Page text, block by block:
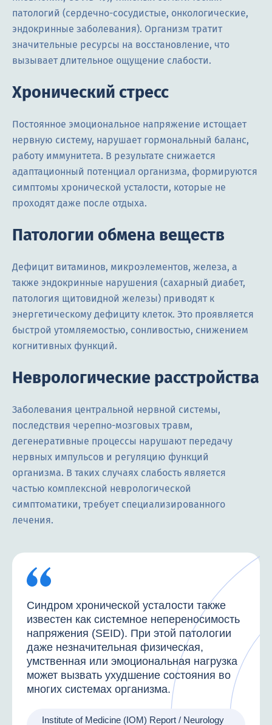
патологий (сердечно-сосудистые, онкологические,
эндокринные заболевания). Организм тратит
значительные ресурсы на восстановление, что
вызывает длительное ощущение слабости.
Хронический стресс
Постоянное эмоциональное напряжение истощает
нервную систему, нарушает гормональный баланс,
работу иммунитета. В результате снижается
адаптационный потенциал организма, формируются
симптомы хронической усталости, которые не
проходят даже после отдыха.
Патологии обмена веществ
Дефицит витаминов, микроэлементов, железа, а
также эндокринные нарушения (сахарный диабет,
патология щитовидной железы) приводят к
энергетическому дефициту клеток. Это проявляется
быстрой утомляемостью, сонливостью, снижением
когнитивных функций.
Неврологические расстройства
Заболевания центральной нервной системы,
последствия черепно-мозговых травм,
дегенеративные процессы нарушают передачу
нервных импульсов и регуляцию функций
организма. В таких случаях слабость является
частью комплексной неврологической
симптоматики, требует специализированного
лечения.
Синдром хронической усталости также
известен как системное непереносимость
напряжения (SEID). При этой патологии
даже незначительная физическая,
умственная или эмоциональная нагрузка
может вызвать ухудшение состояния во
многих системах организма.
Institute of Medicine (IOM) Report / Neurology